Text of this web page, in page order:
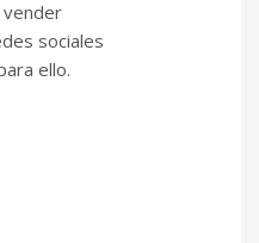
sociales
ello.